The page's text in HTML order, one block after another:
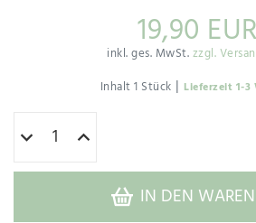
19,90 EUR
inkl. ges. MwSt.zzgl.
Inhalt1 Stück | Lieferzeit 1-3
IN DEN